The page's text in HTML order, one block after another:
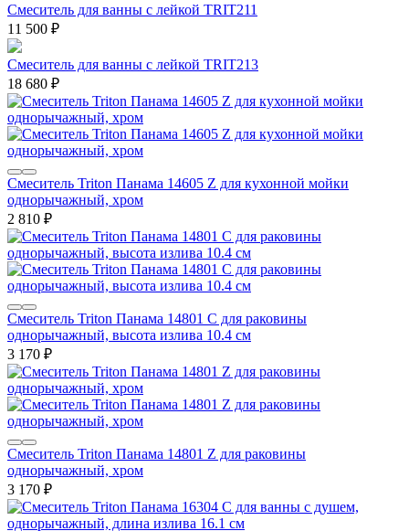
Смеситель для ванны с лейкой TRIT211
11 500 ₽
Смеситель для ванны с лейкой TRIT213
18 680 ₽
Смеситель Triton Панама 14605 Z для кухонной мойки
однорычажный, хром
2 810 ₽
Смеситель Triton Панама 14801 C для раковины
однорычажный, высота излива 10.4 см
3 170 ₽
Смеситель Triton Панама 14801 Z для раковины
однорычажный, хром
3 170 ₽